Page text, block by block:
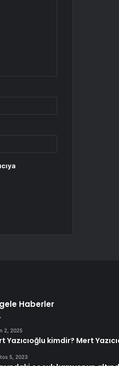
Haberler
2, 2025
Yazıcıoğlu kimdir? Mert
5, 2023